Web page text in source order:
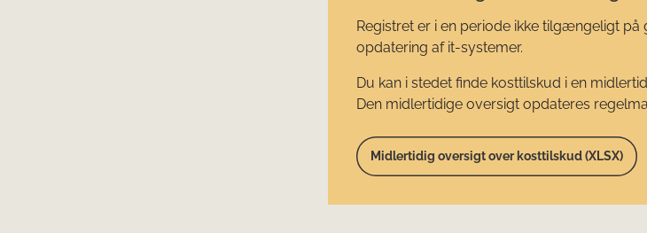
Registret er i en periode ikke tilgængeligt på
opdatering af it-systemer.
Du kan i stedet finde kosttilskud i en
Den midlertidige oversigt opdateres
Midlertidig oversigt over kosttilskud (XLSX)